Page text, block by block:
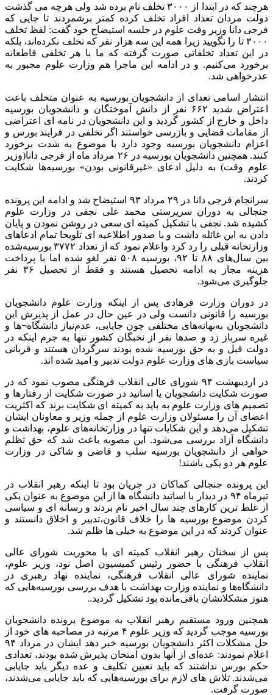
هرچند که در ابتدا از ۳۰۰۰ تخلف نام برده شد ولی هرچه می گذشت
دولت مردان تعداد افراد تخلف کرده کمتر برشمردند تا جایی که
فرجی دانا وزیر وقت علوم در جلسه استیضاح خود گفت: لفظ تخلف
۳۰۰۰ تا را نگویید زیرا همه این سه هزار نفر که تخلف نکرده‌اند، بلکه
در این تعداد تخلفاتی صورت گرفته که ما با هر تخلفی قاطعانه
برخورد می‌کنیم. و در ادامه این ماجرا هم وزارت علوم مجبور به
عذرخواهی شد.
انتشار اسامی تعدای از دانشجویان بورسیه به عنوان متخلف باعث
اعتراض شدید ۶۶۲ نفر از دانش آموختگان و دانشجویان بورسیه
داخل و خارج از کشور گردید و این دانشجویان در نامه ای اعتراضی
از مقامات قضایی و بازرسی خواستند اگر تخلفی در فرایند بورس و
اعزام دانشجویان بورسیه وجود دارد با موضوع به شدت برخورد
کنند. همچنین دانشجویان بورسیه در ۲۶ مرداد ماه از فرجی دانا(وزیر
علوم وقت) به دلیل ادعای «غیرقانونی بودن» بورسیه‌ها شکایت
کردند.
سرانجام فرجی دانا در ۲۹ مرداد ۹۳ استیضاح شد و ادامه این پرونده
جنجالی به دوران سرپرستی محمد علی نجفی در وزارت علوم
کشیده شد. نجفی با تشکیل کمیته ای سعی در روشن نمودن و پایان
دادن به این غائله داشت و با صدور اطلاعیه ای تلویحا تمام ادعاهای
وزارتخانه قبلی را رد کرد واعلام نمود که از تعداد ۳۷۷۲ بورسیه‌شده
بین سال‌های ۸۸ تا ۹۲، بورسیه ۵۰۸ نفر لغو شده اما با پرداخت
هزینه مجاز به ادامه تحصیل هستند و فقط از تحصیل ۳۶ نفر
جلوگیری می‌شود.
در دوران وزارت فرهادی پس از اینکه وزارت علوم دانشجویان
بورسیه را قانونی دانست ولی در عین حال در عمل از پذیرش این
دانشجویان به‌بهانه‌های مختلفی چون جایابی، عدم‌نیاز دانشگاه‌¬ها و
غیره سرباز زد و صدها نفر از نخبگان کشور تنها به جرم اینکه در
دولت قبل و به حق بورسیه شده بودند سرگردان هستند و قربانی
سیاست بازی های وزارت علوم دولت تدبیر و امید شده اند.
در اردیبهشت ۹۴ شورای عالی انقلاب فرهنگی مصوب نمود که در
صورت شکایت دانشجویان یا اساتید در صورت شکایت از رفتارها و
تصمیم های وزارت علوم به باید به کمیته ای شکایت برند که اکثریت
اعضای آن را مسئولان وزارت علوم از جمله وزیر و معاونان ایشان
تشکیل می‌دهد و این شکایات تنها در وزارتخانه‌های علوم، بهداشت و
دانشگاه آزاد بررسی می‌شود. این مصوبه باعث شد که حق تظلم
خواهی از دانشجویان بورسیه سلب و قاضی و شاکی در وزارت
علوم هر دو یکی باشند!
این پرونده جنجالی کماکان در جریان بود تا اینکه رهبر انقلاب در
تیرماه ۹۴ در دیدار با اساتید دانشگاه ها از این موضوع به عنوان یکی
از غلط ترین کارهای چند سال اخیر نام بردند و رسانه ای و سیاسی
کردن موضوع بورسیه ها را خلاف قانون،تدبیر و اخلاق دانستند و
عنوان کردند که در این موضوع به خیلی ها ظلم شد.
پس از سخنان رهبر انقلاب کمیته ای با محوریت شورای عالی
انقلاب فرهنگی با حضور رئیس کمیسیون اصل نود، وزیر علوم،
نماینده شورای عالی انقلاب فرهنگی، نماینده نهاد رهبری در
دانشگاه‌ها و نماینده وزارت بهداشت با هدف بررسی بورسیه‌هایی که
هنوز مشکلاتشان باقی‌مانده بود تشکیل گردید..
همچنین ورود مستقیم رهبر انقلاب به موضوع پرونده دانشجویان
بورسیه موجب گردید که وزیر علوم ۴ مرتبه در مصاحبه های خود از
حل مشکلات اکثر دانشجویان بورسیه خبر دهد ایشان در مرداد ۹۴
اعلام نمودند: عده‌ای از آنها بدون امتحان پذیرش شده بودند، تعدادی
حکم بورس نداشتند که باید تعیین تکلیف و عده دیگر باید جایابی
می‌شدند. تلاش های لازم برای بورسیه‌هایی که باید جایابی می‌شدند،
صورت گرفت.